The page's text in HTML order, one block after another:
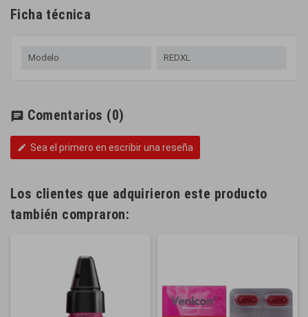
Ficha técnica
Modelo REDXL
chat Comentarios (0)
edit Sea el primero en escribir una reseña
Los clientes que adquirieron este producto
también compraron: